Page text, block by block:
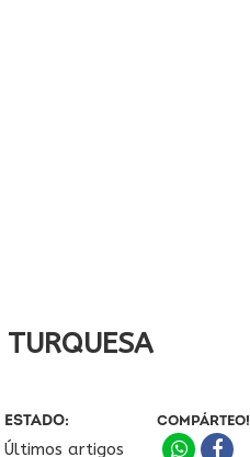
TURQUESA
ESTADO:
Últimos artigos
COMPÁRTEO!